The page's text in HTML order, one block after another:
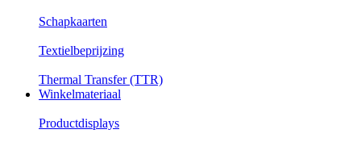
Schapkaarten
Textielbeprijzing
Thermal Transfer (TTR)
Winkelmateriaal
Productdisplays